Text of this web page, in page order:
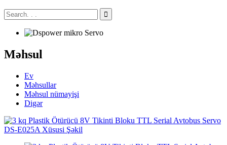
Məhsul
Ev
Məhsullar
Məhsul nümayişi
Digər